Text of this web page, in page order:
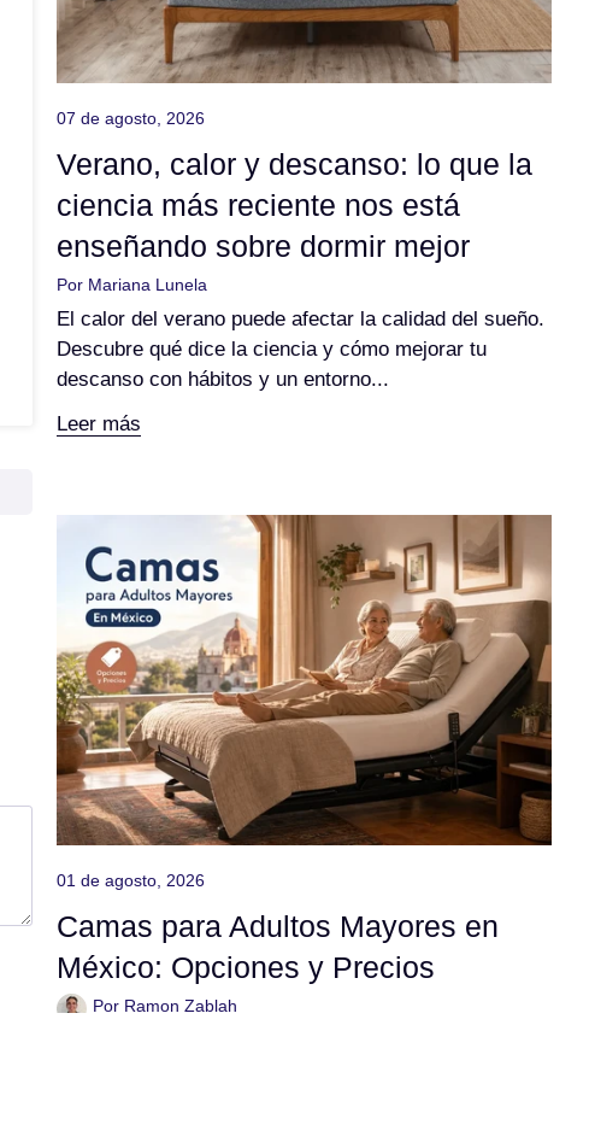
07 de agosto, 2026
Verano, calor y descanso: lo que la
ciencia más reciente nos está
enseñando sobre dormir mejor
Por Mariana Lunela
El calor del verano puede afectar la calidad del sueño.
Descubre qué dice la ciencia y cómo mejorar tu
descanso con hábitos y un entorno...
Leer más
01 de agosto, 2026
Camas para Adultos Mayores en
México: Opciones y Precios
Por Ramon Zablah